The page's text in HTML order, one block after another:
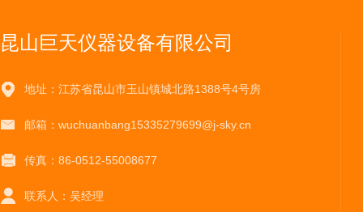
昆山巨天仪器设备有限公司
地址：江苏省昆山市玉山镇城北路1388号4号房
邮箱：wuchuanbang15335279699@j-sky.cn
传真：86-0512-55008677
联系人：吴经理